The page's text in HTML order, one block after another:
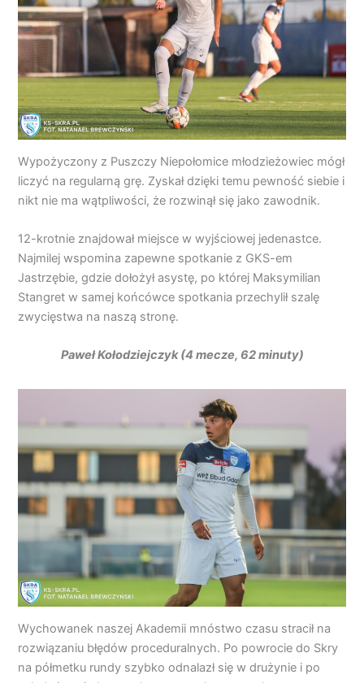
Wypożyczony z Puszczy Niepołomice młodzieżowiec mógł
liczyć na regularną grę. Zyskał dzięki temu pewność siebie i
nikt nie ma wątpliwości, że rozwinął się jako zawodnik.
12-krotnie znajdował miejsce w wyjściowej jedenastce.
Najmilej wspomina zapewne spotkanie z GKS-em
Jastrzębie, gdzie dołożył asystę, po której Maksymilian
Stangret w samej końcówce spotkania przechylił szalę
zwycięstwa na naszą stronę.
Paweł Kołodziejczyk (4 mecze, 62 minuty)
Wychowanek naszej Akademii mnóstwo czasu stracił na
rozwiązaniu błędów proceduralnych. Po powrocie do Skry
na półmetku rundy szybko odnalazł się w drużynie i po